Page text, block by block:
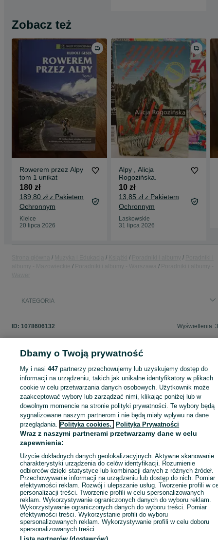
Zobacz też
Rowerem przez Alpy
tom 1 unikat
180 zł
189,80 zł z Pakietem
Ochronnym
Kielce
20 lipca 2026
Alpy , Alicja
Rogozińska.
10 zł
13,85 zł z Pakietem
Ochronnym
Laskowskie
31 lipca 2026
KATEGORIA
ID: 1078606132 Wyświetlenia:
Zaloguj się lub załóż konto na OLX, aby skontaktować się z
sprzedającym
Zaloguj się / Załóż konto
Kup
Dbamy o Twoją prywatność
My i nasi447 partnerzy przechowujemy lub uzyskujemy dostęp do
informacji na urządzeniu, takich jak unikalne identyfikatory w plikach
cookie w celu przetwarzania danych osobowych. Użytkownik może
zaakceptować wybory lub zarządzać nimi, klikając poniżej lub w
dowolnym momencie na stronie polityki prywatności. Te wybory będą
sygnalizowane naszym partnerom i nie będą miały wpływu na dane
przeglądania. Polityka cookies, Polityka Prywatności
Wraz z naszymi partnerami przetwarzamy dane w celu
zapewnienia:
Użycie dokładnych danych geolokalizacyjnych. Aktywne skanowanie
charakterystyki urządzenia do celów identyfikacji. Rozumienie
odbiorców dzięki statystyce lub kombinacji danych z różnych źródeł.
Przechowywanie informacji na urządzeniu lub dostęp do nich. Pomiar
efektywności reklam. Rozwój i ulepszanie usług. Tworzenie profili w
personalizacji treści. Tworzenie profili w celu spersonalizowanych
reklam. Wykorzystywanie ograniczonych danych do wyboru reklam.
Wykorzystywanie ograniczonych danych do wyboru treści. Pomiar
efektywności treści. Wykorzystanie profili do wyboru
spersonalizowanych reklam. Wykorzystywanie profili w celu doboru
spersonalizowanych treści.